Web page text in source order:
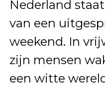
Nederland
van een
weekend. In
zijn mensen
een witte